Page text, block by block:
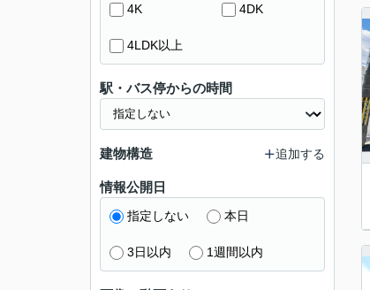
4K 4DK
4LDK以上
駅・バス停からの時間
建物構造 追加する
情報公開日
指定しない 本日
3日以内 1週間以内